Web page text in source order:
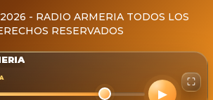
- RADIO ARMERIA TODOS LOS
RESERVADOS
▶
⛶